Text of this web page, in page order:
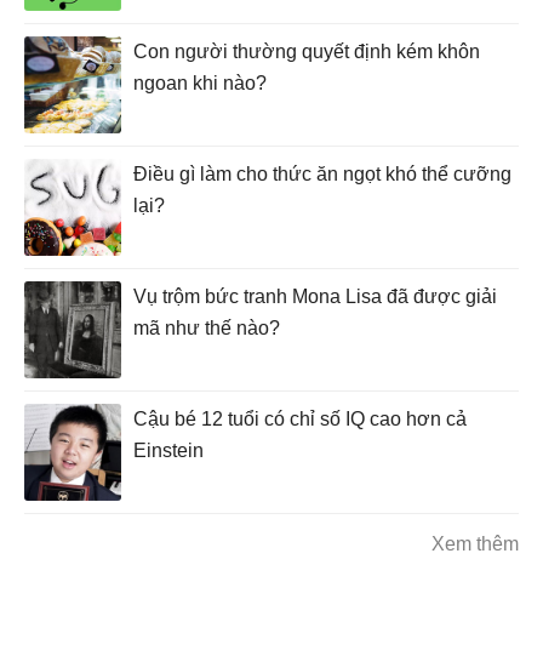
Con người thường quyết định kém khôn
ngoan khi nào?
Điều gì làm cho thức ăn ngọt khó thể cưỡng
lại?
Vụ trộm bức tranh Mona Lisa đã được giải
mã như thế nào?
Cậu bé 12 tuổi có chỉ số IQ cao hơn cả
Einstein
Xem thêm